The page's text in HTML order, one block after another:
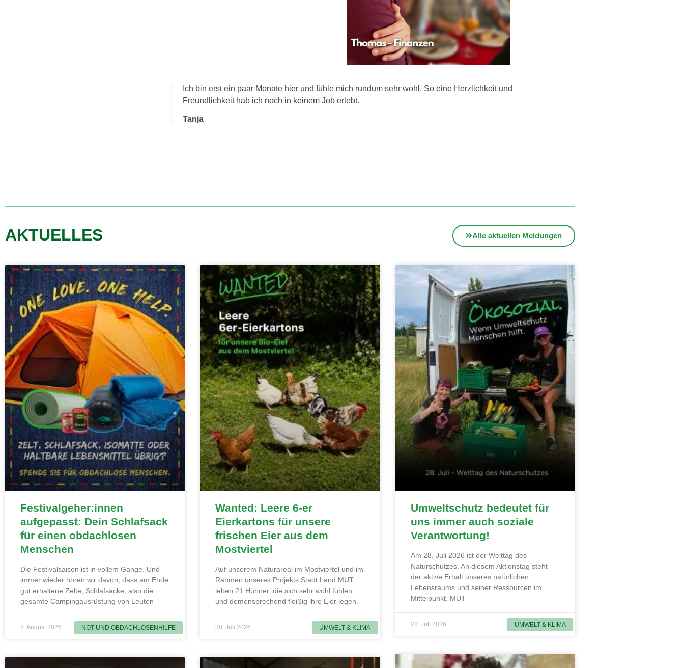
Ich bin erst ein paar Monate hier und fühle mich rundum sehr wohl. So eine Herzlichkeit und
Freundlichkeit hab ich noch in keinem Job erlebt.
Tanja
AKTUELLES Alle aktuellen Meldungen
NOT UND OBDACHLOSENHILFE
Festivalgeher:innen
aufgepasst: Dein Schlafsack
für einen obdachlosen
Menschen
Die Festivalsaison ist in vollem Gange. Und
immer wieder hören wir davon, dass am Ende
gut erhaltene Zelte, Schlafsäcke, also die
gesamte Campingausrüstung von Leuten
3. August 2026 UMWELT & KLIMA
Wanted: Leere 6-er
Eierkartons für unsere
frischen Eier aus dem
Mostviertel
Auf unserem Naturareal im Mostviertel und im
Rahmen unseres Projekts Stadt.Land.MUT
leben 21 Hühner, die sich sehr wohl fühlen
und demensprechend fleißig ihre Eier legen.
30. Juli 2026 UMWELT & KLIMA
Umweltschutz bedeutet für
uns immer auch soziale
Verantwortung!
Am 28. Juli 2026 ist der Welttag des
Naturschutzes. An diesem Aktionstag steht
der aktive Erhalt unseres natürlichen
Lebensraums und seiner Ressourcen im
Mittelpunkt. MUT
28. Juli 2026